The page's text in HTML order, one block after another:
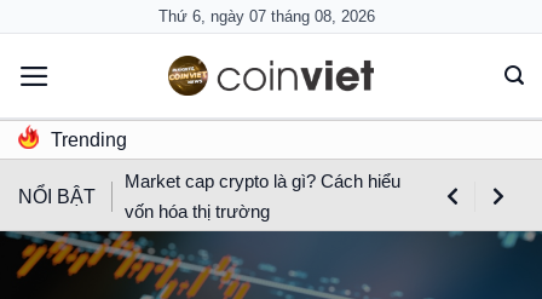
content
Thứ 6, ngày 07 tháng 08, 2026
Trending
NỔI BẬT
Market cap crypto là gì? Cách hiểu
vốn hóa thị trường